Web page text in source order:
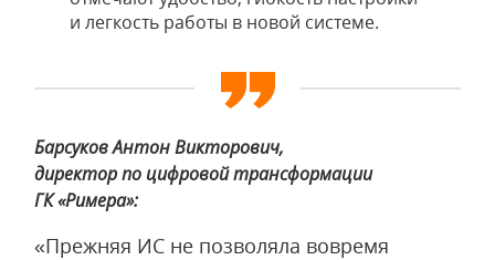
и легкость работы в новой системе.
Барсуков Антон Викторович,
директор по цифровой трансформации
ГК «Римера»:
«Прежняя ИС не позволяла вовремя